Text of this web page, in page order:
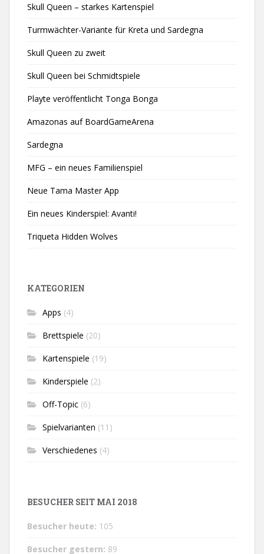
Skull Queen – starkes Kartenspiel
Turmwächter-Variante für Kreta und Sardegna
Skull Queen zu zweit
Skull Queen bei Schmidtspiele
Playte veröffentlicht Tonga Bonga
Amazonas auf BoardGameArena
Sardegna
MFG – ein neues Familienspiel
Neue Tama Master App
Ein neues Kinderspiel: Avanti!
Triqueta Hidden Wolves
KATEGORIEN
Apps (4)
Brettspiele (20)
Kartenspiele (19)
Kinderspiele (2)
Off-Topic (6)
Spielvarianten (11)
Verschiedenes (4)
BESUCHER SEIT MAI 2018
Besucher heute: 105
Besucher gestern: 89